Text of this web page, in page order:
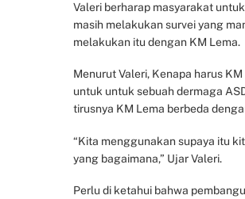
Valeri berharap masyarakat
masih melakukan survei yang
melakukan itu dengan KM Lema.
Menurut Valeri, Kenapa harus
untuk untuk sebuah dermaga
tirusnya KM Lema berbeda
“Kita menggunakan supaya itu
yang bagaimana,” Ujar Valeri.
Perlu di ketahui bahwa